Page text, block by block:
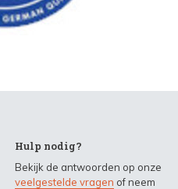
Hulp nodig?
Bekijk de antwoorden op onze
veelgestelde vragen of neem